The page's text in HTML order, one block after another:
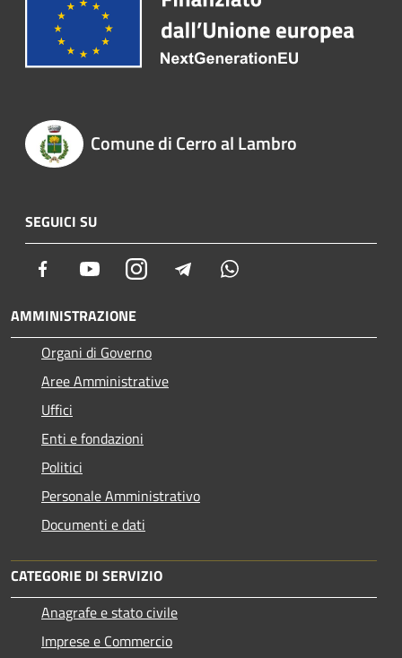
Comune di Cerro al Lambro
SEGUICI SU
Facebook YoutubeInstagram Telegram
AMMINISTRAZIONE
Organi di Governo
Aree Amministrative
Uffici
Enti e fondazioni
Politici
Personale Amministrativo
Documenti e dati
CATEGORIE DI SERVIZIO
Anagrafe e stato civile
Imprese e Commercio